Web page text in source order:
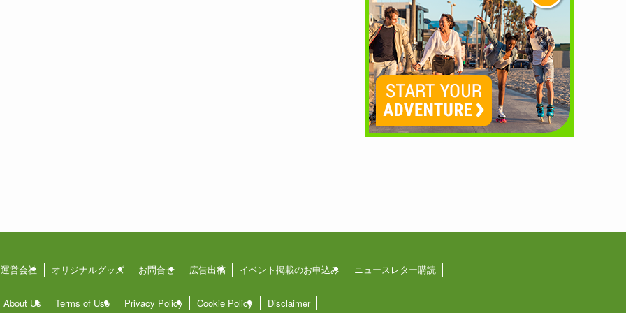
運営会社 オリジナルグッズ お問合せ 広告出稿 イベント掲載のお申込み ニュースレター購読
About Us Terms of Use Privacy Policy Cookie Policy Disclaimer